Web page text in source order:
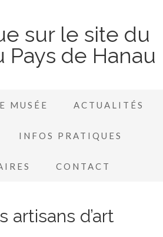
sur le site du
Pays de Hanau
MUSÉE ACTUALITÉS
INFOS PRATIQUES
CONTACT
artisans d’art